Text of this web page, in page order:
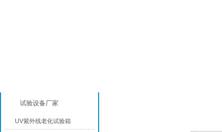
试验设备厂家
UV紫外线老化试验箱